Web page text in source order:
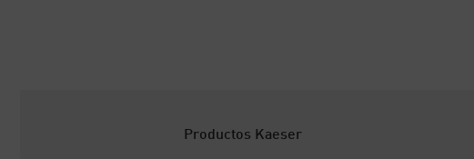
Productos Kaeser